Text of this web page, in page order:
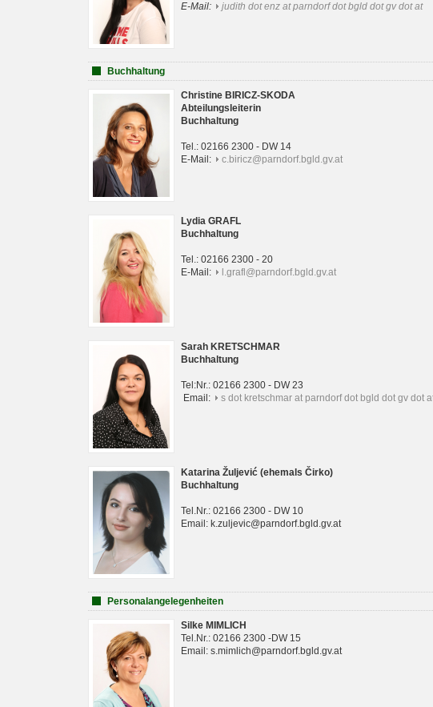
E-Mail:
judith dot enz at parndorf dot bgld dot gv dot at
Buchhaltung
Christine BIRICZ-SKODA
Abteilungsleiterin
Buchhaltung
Tel.: 02166 2300 - DW 14
E-Mail:
c.biricz@parndorf.bgld.gv.at
Lydia GRAFL
Buchhaltung
Tel.: 02166 2300 - 20
E-Mail:
l.grafl@parndorf.bgld.gv.at
Sarah KRETSCHMAR
Buchhaltung
Tel:Nr.: 02166 2300 - DW 23
Email:
s dot kretschmar at parndorf dot bgld dot gv dot
Katarina Žuljević (ehemals Čirko)
Buchhaltung
Tel.Nr.: 02166 2300 - DW 10
Email: k.zuljevic@parndorf.bgld.gv.at
Personalangelegenheiten
Silke MIMLICH
Tel.Nr.: 02166 2300 -DW 15
Email: s.mimlich@parndorf.bgld.gv.at